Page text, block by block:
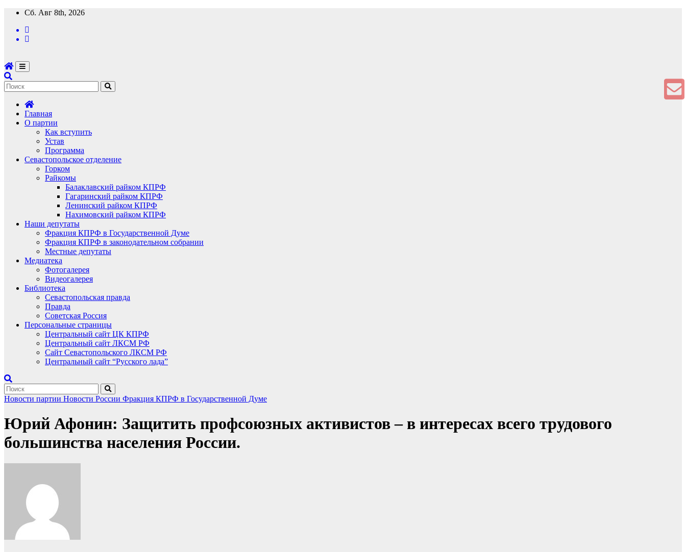
Перейти
содержимому
Сб. Авг 8th, 2026
Главная
О партии
Как вступить
Устав
Программа
Севастопольское отделение
Горком
Райкомы
Балаклавский райком КПРФ
Гагаринский райком КПРФ
Ленинский райком КПРФ
Нахимовский райком КПРФ
Наши депутаты
Фракция КПРФ в Государственной Думе
Фракция КПРФ в законодательном собрании
Местные депутаты
Медиатека
Фотогалерея
Видеогалерея
Библиотека
Севастопольская правда
Правда
Советская Россия
Персональные страницы
Центральный сайт ЦК КПРФ
Центральный сайт ЛКСМ РФ
Сайт Севастопольского ЛКСМ РФ
Центральный сайт “Русского лада”
Новости партии Новости России Фракция КПРФ в Государственной Думе
Юрий Афонин: Защитить профсоюзных активистов – в интересах всего трудового
большинства населения России.